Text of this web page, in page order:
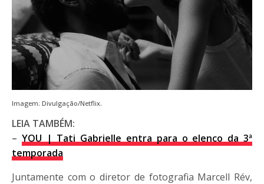
Imagem: Divulgação/Netflix.
LEIA TAMBÉM:
– YOU | Tati Gabrielle entra para o elenco da 3ª
temporada
Juntamente com o diretor de fotografia Marcell Rév,